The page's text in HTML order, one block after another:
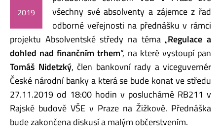
2019
všechny své absolventy a zájemce z řad
odborné veřejnosti na přednášku v rámci
projektu Absolventské středy na téma „Regulace a
dohled nad finančním trhem“, na které vystoupí pan
Tomáš Nidetzký, člen bankovní rady a viceguvernér
České národní banky a která se bude konat ve středu
27.11.2019 od 18:00 hodin v posluchárně RB211 v
Rajské budově VŠE v Praze na Žižkově. Přednáška
bude zakončena diskusí a malým občerstvením.